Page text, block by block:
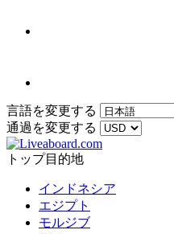
言語を変更する
通過を変更する
トップ目的地
インドネシア
エジプト
モルジブ